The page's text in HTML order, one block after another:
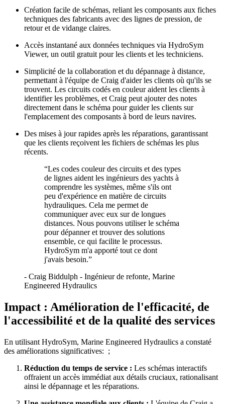
Création facile de schémas, reliant les composants aux fiches
techniques des fabricants avec des lignes de pression, de
retour et de vidange claires.
Accès instantané aux données techniques via HydroSym
Viewer, un outil gratuit pour les clients et les techniciens.
Simplicité de la collaboration et du dépannage à distance,
permettant à l'équipe de Craig d'aider les clients où qu'ils se
trouvent. Les circuits codés en couleur aident les clients à
identifier les problèmes, et Craig peut ajouter des notes
directement dans le schéma pour guider les clients sur
l'emplacement des composants à bord de leurs navires.
Des mises à jour rapides après les réparations, garantissant
que les clients reçoivent les fichiers de schémas les plus
récents.
“Les codes couleur des circuits et des types
de lignes aident les ingénieurs des yachts à
comprendre les systèmes, même s'ils ont
peu d'expérience en matière de circuits
hydrauliques. Cela me permet de
communiquer avec eux sur de longues
distances. Nous pouvons utiliser le schéma
pour dépanner et trouver des solutions
ensemble, ce qui facilite le processus.
HydroSym m'a apporté tout ce dont
j'avais besoin.”
- Craig Biddulph - Ingénieur de refonte, Marine
Engineered Hydraulics
Impact : Amélioration de l'efficacité, de
l'accessibilité et de la qualité des services
En utilisant HydroSym, Marine Engineered Hydraulics a constaté
des améliorations significatives: ;
Réduction du temps de service : Les schémas interactifs
offraient un accès immédiat aux détails cruciaux, rationalisant
ainsi le dépannage et les réparations.